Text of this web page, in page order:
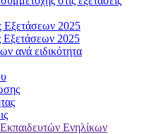
2025
Εξετάσεων 2025
ανά ειδικότητα
Ενηλίκων